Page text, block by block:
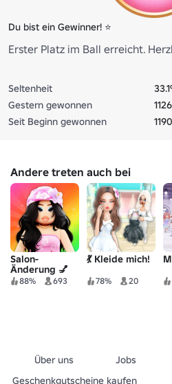
Du bist ein Gewinner! ⭐
Erster Platz im Ball erreicht.
Seltenheit
Gestern gewonnen
1126
Seit Beginn gewonnen
Andere treten auch bei
Salon-
Änderung 💅
88% 693
💃 Kleide mich!
78% 20
Über uns Jobs
Geschenkgutscheine kaufen